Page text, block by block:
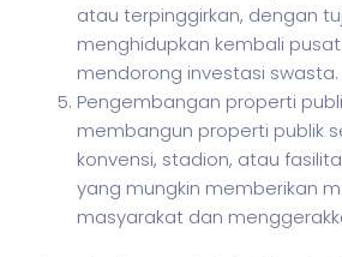
atau terpinggirkan, dengan
menghidupkan kembali
mendorong investasi swasta.
Pengembangan properti
membangun properti publik
konvensi, stadion, atau
yang mungkin memberikan
masyarakat dan